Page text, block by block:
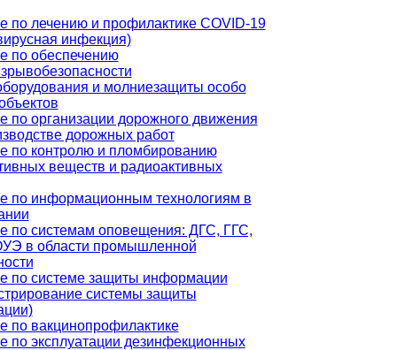
по лечению и профилактике COVID-19
инфекция)
по обеспечению
и молниезащиты особо
по организации дорожного движения
дорожных работ
по контролю и пломбированию
веществ и радиоактивных
по информационным технологиям в
по системам оповещения: ДГС, ГГС,
в области промышленной
по системе защиты информации
системы защиты
по вакцинопрофилактике
по эксплуатации дезинфекционных